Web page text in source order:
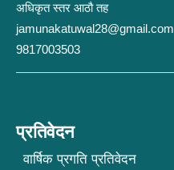
अधिकृत स्तर आठौ तह
jamunakatuwal28@gmail.com
9817003503
प्रतिवेदन
वार्षिक प्रगति प्रतिवेदन